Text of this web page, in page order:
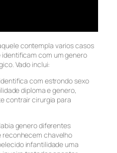
contempla varios casos
com um genero
Vado inclui:
com estrondo sexo
diploma e genero,
contrair cirurgia para
genero diferentes
reconhecem chavelho
infantilidade uma